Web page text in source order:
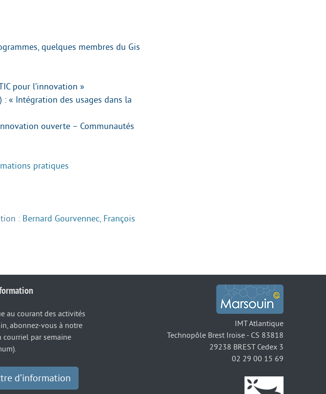
quelques membres du Gis
pour l’innovation »
: « Intégration des usages dans la
ouverte – Communautés
pratiques
: Bernard Gourvennec, François
au courant des activités
abonnez-vous à notre
courriel par semaine
d’information
IMT Atlantique
Technopôle Brest Iroise - CS 83818
29238 BREST Cedex 3
02 29 00 15 69